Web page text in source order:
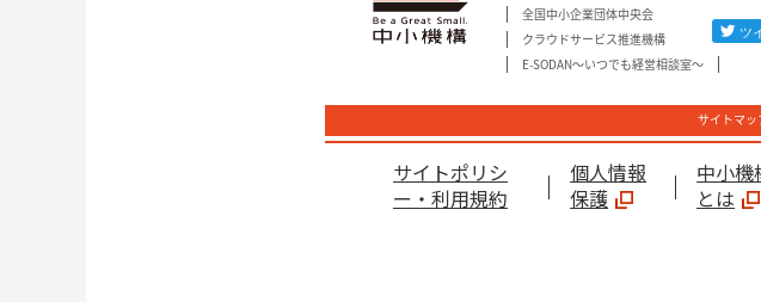
全国中小企業団体中央会
クラウドサービス推進機構
E-SODAN～いつでも経営相談室～
サイトマッ
サイトポリシ
ー・利用規約
個人情報
保護
中小機
とは